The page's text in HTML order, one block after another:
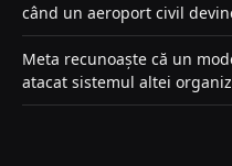
când un aeroport civil
Meta recunoaște că un
atacat sistemul altei